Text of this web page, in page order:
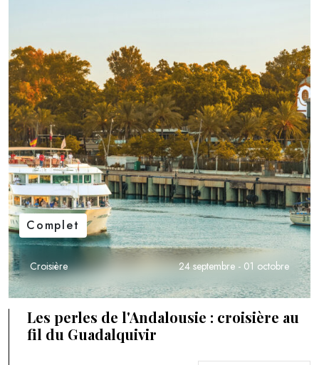
Complet
Croisière 24 septembre - 01 octobre
Les perles de l'Andalousie : croisière au
fil du Guadalquivir